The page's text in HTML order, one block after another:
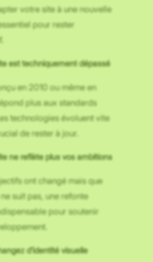
votre site à une nouvelle
pour rester
est techniquement dépassé
en 2010 ou même en
plus aux standards
technologies évoluent vite
de rester à jour.
ne reflète plus vos ambitions
ont changé mais que
suit pas, une refonte
pour soutenir
d’identité visuelle